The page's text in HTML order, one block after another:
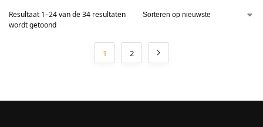
Resultaat 1–24 van de 34 resultaten
wordt getoond
1 2